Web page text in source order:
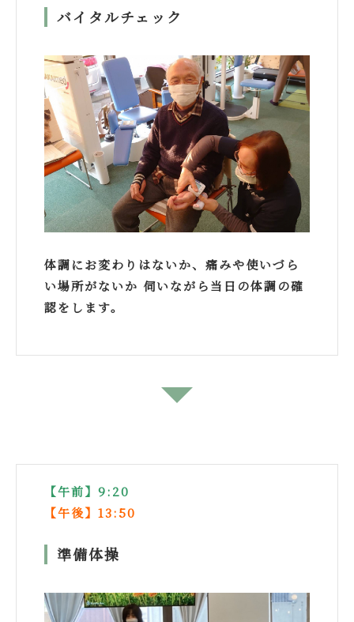
バイタルチェック
体調にお変わりはないか、痛みや使いづら
い場所がないか 伺いながら当日の体調の確
認をします。
【午前】9:20
【午後】13:50
準備体操